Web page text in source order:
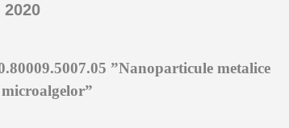
”Nanoparticule metalice